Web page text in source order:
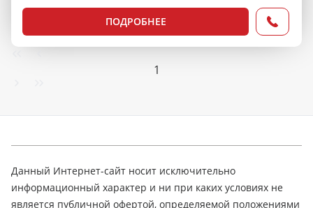
ПОДРОБНЕЕ
1
Данный Интернет-сайт носит исключительно
информационный характер и ни при каких условиях не
является публичной офертой, определяемой положениями